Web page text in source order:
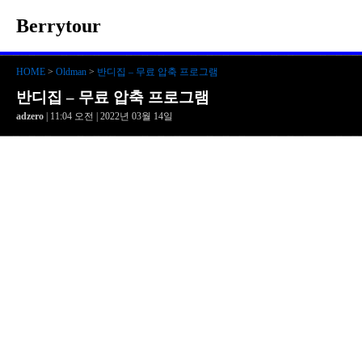
Berrytour
HOME > Oldman > 반디집 – 무료 압축 프로그램
반디집 – 무료 압축 프로그램
adzero | 11:04 오전 | 2022년 03월 14일